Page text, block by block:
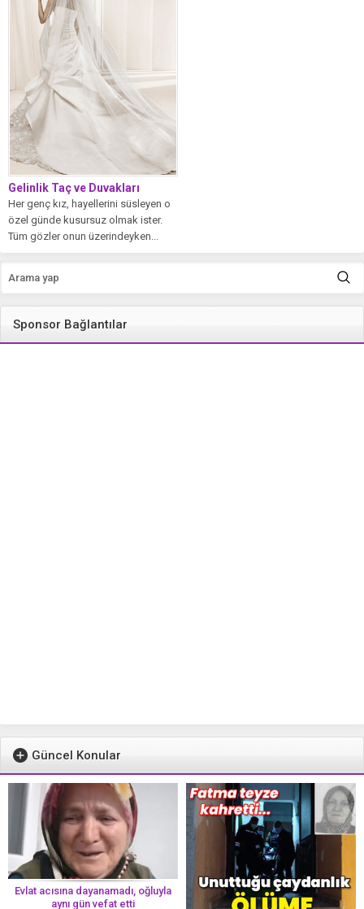
Gelinlik Taç ve Duvakları
Her genç kız, hayellerini süsleyen o
özel günde kusursuz olmak ister.
Tüm gözler onun üzerindeyken...
Sponsor Bağlantılar
Güncel Konular
Evlat acısına dayanamadı, oğluyla
aynı gün vefat etti